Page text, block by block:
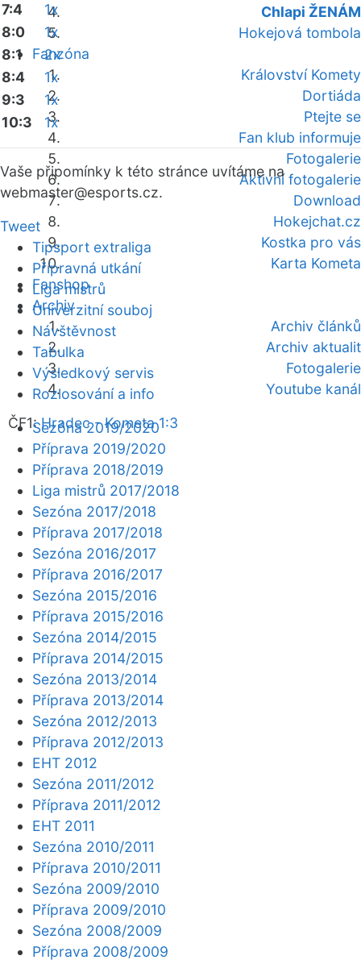
Chlapi ŽENÁM
Hokejová tombola
Fanzóna
Království Komety
Dortiáda
Ptejte se
Fan klub informuje
Fotogalerie
Aktivní fotogalerie
Download
Hokejchat.cz
Kostka pro vás
Karta Kometa
Fanshop
Archiv
Archiv článků
Archiv aktualit
Fotogalerie
Youtube kanál
ČF1:Hradec - Kometa 1:3
7:4
1x
8:0
1x
8:1
2x
8:4
1x
9:3
1x
10:3
1x
Vaše připomínky k této stránce uvítáme na
webmaster@esports.cz.
Tweet
Tipsport extraliga
Přípravná utkání
Liga mistrů
Univerzitní souboj
Návštěvnost
Tabulka
Výsledkový servis
Rozlosování a info
Sezóna 2019/2020
Příprava 2019/2020
Příprava 2018/2019
Liga mistrů 2017/2018
Sezóna 2017/2018
Příprava 2017/2018
Sezóna 2016/2017
Příprava 2016/2017
Sezóna 2015/2016
Příprava 2015/2016
Sezóna 2014/2015
Příprava 2014/2015
Sezóna 2013/2014
Příprava 2013/2014
Sezóna 2012/2013
Příprava 2012/2013
EHT 2012
Sezóna 2011/2012
Příprava 2011/2012
EHT 2011
Sezóna 2010/2011
Příprava 2010/2011
Sezóna 2009/2010
Příprava 2009/2010
Sezóna 2008/2009
Příprava 2008/2009